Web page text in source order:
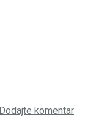
Dodajte komentar